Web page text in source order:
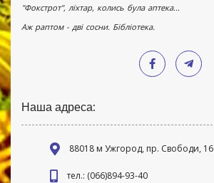
"Фокстрот", ліхтар, колись була аптека...
Аж раптом - дві сосни. Бібліотека.
Наша адреса:
88018 м Ужгород, пр. Свободи, 16
тел.: (066)894-93-40